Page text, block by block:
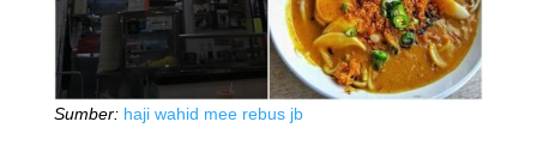
Sumber: haji wahid mee rebus jb